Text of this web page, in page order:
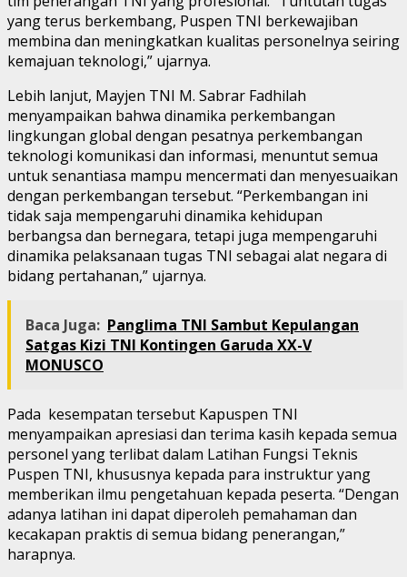
yang terus berkembang, Puspen TNI berkewajiban
membina dan meningkatkan kualitas personelnya seiring
kemajuan teknologi,” ujarnya.
Lebih lanjut, Mayjen TNI M. Sabrar Fadhilah
menyampaikan bahwa dinamika perkembangan
lingkungan global dengan pesatnya perkembangan
teknologi komunikasi dan informasi, menuntut semua
untuk senantiasa mampu mencermati dan menyesuaikan
dengan perkembangan tersebut. “Perkembangan ini
tidak saja mempengaruhi dinamika kehidupan
berbangsa dan bernegara, tetapi juga mempengaruhi
dinamika pelaksanaan tugas TNI sebagai alat negara di
bidang pertahanan,” ujarnya.
Baca Juga: Panglima TNI Sambut Kepulangan
Satgas Kizi TNI Kontingen Garuda XX-V
MONUSCO
Pada kesempatan tersebut Kapuspen TNI
menyampaikan apresiasi dan terima kasih kepada semua
personel yang terlibat dalam Latihan Fungsi Teknis
Puspen TNI, khususnya kepada para instruktur yang
memberikan ilmu pengetahuan kepada peserta. “Dengan
adanya latihan ini dapat diperoleh pemahaman dan
kecakapan praktis di semua bidang penerangan,”
harapnya.